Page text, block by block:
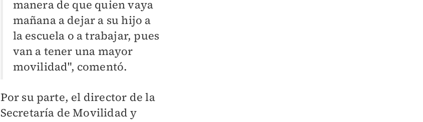
manera de que quien vaya
mañana a dejar a su hijo a
la escuela o a trabajar, pues
van a tener una mayor
movilidad", comentó.
Por su parte, el director de la
Secretaría de Movilidad y